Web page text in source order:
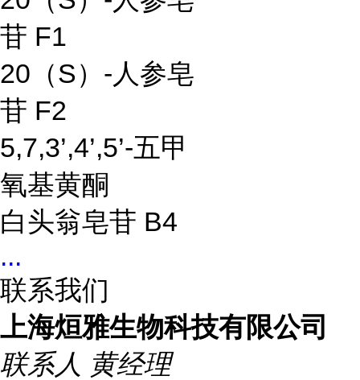
苷 F1
20（S）-人参皂
苷 F2
5,7,3’,4’,5’-五甲
氧基黄酮
白头翁皂苷 B4
...
联系我们
上海烜雅生物科技有限公司
联系人 黄经理